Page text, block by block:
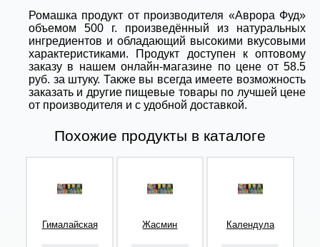
Ромашка продукт от производителя «Аврора Фуд»
объемом 500 г. произведённый из натуральных
ингредиентов и обладающий высокими вкусовыми
характеристиками. Продукт доступен к оптовому
заказу в нашем онлайн-магазине по цене от 58.5
руб. за штуку. Также вы всегда имеете возможность
заказать и другие пищевые товары по лучшей цене
от производителя и с удобной доставкой.
Похожие продукты в каталоге
Гималайская Жасмин Календула